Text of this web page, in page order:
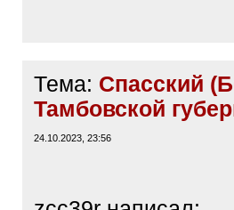
Тема: Спасский
Тамбовской
24.10.2023, 23:56